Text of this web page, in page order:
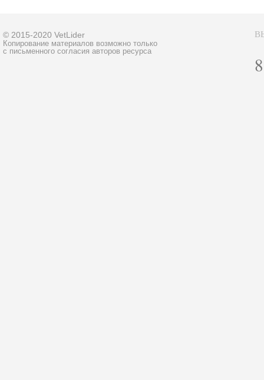
© 2015-2020 VetLider
Копирование материалов возможно только
с письменного согласия авторов ресурса